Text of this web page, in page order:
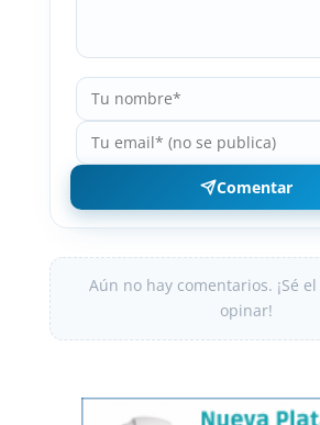
Comentar
Aún no hay comentarios. ¡Sé
opinar!